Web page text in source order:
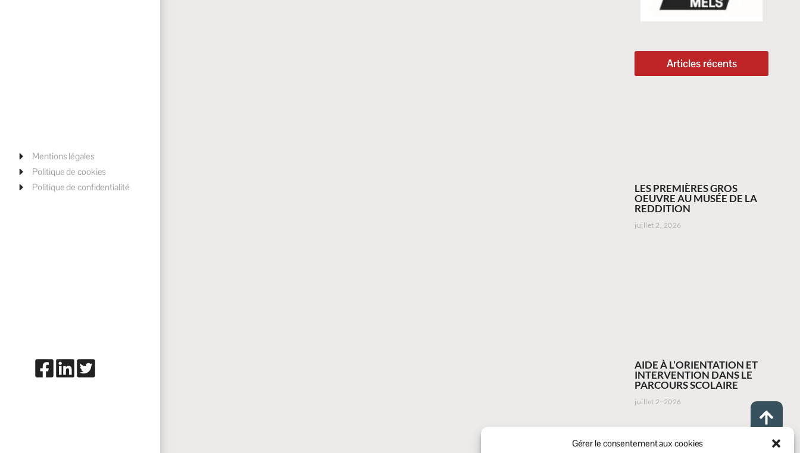
Gérer le consentement aux cookies
Mentions légales
Politique de cookies
Politique de confidentialité
Articles récents
LES PREMIÈRES GROS
OEUVRE AU MUSÉE DE LA
REDDITION
juillet 2, 2026
AIDE À L’ORIENTATION ET
INTERVENTION DANS LE
PARCOURS SCOLAIRE
juillet 2, 2026